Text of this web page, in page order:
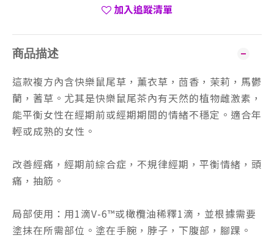
加入追蹤清單
商品描述
這款複方內含快樂鼠尾草，薰衣草，茴香，茉莉，馬鬱
蘭，蓍草。尤其是快樂鼠尾茶內有天然的植物雌激素，
能平衡女性在經期前或經期期間的情緒不穩定。適合年
輕或成熟的女性。
改善經痛，經期前綜合症，不規律經期，平衡情緒，頭
痛，抽筋。
局部使用：用1滴V-6™或橄欖油稀釋1滴，並根據需要
塗抹在所需部位。 塗在手腕，脖子，下腹部，腳踝。